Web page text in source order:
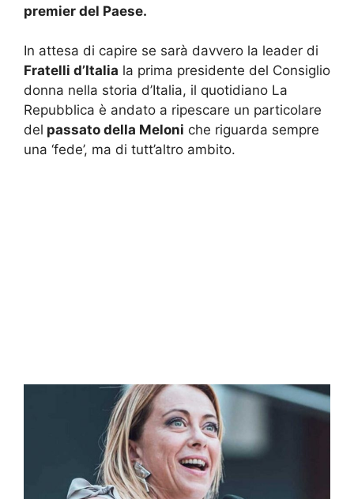
premier del Paese.
In attesa di capire se sarà davvero la leader di
Fratelli d’Italia la prima presidente del Consiglio
donna nella storia d’Italia, il quotidiano La
Repubblica è andato a ripescare un particolare
del passato della Meloni che riguarda sempre
una ‘fede’, ma di tutt’altro ambito.